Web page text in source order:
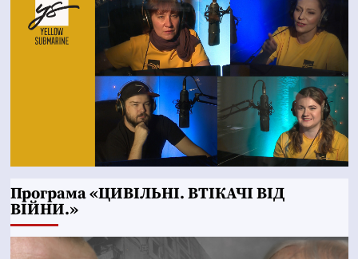
Програма «ЦИВІЛЬНІ. ВТІКАЧІ ВІД
ВІЙНИ.»